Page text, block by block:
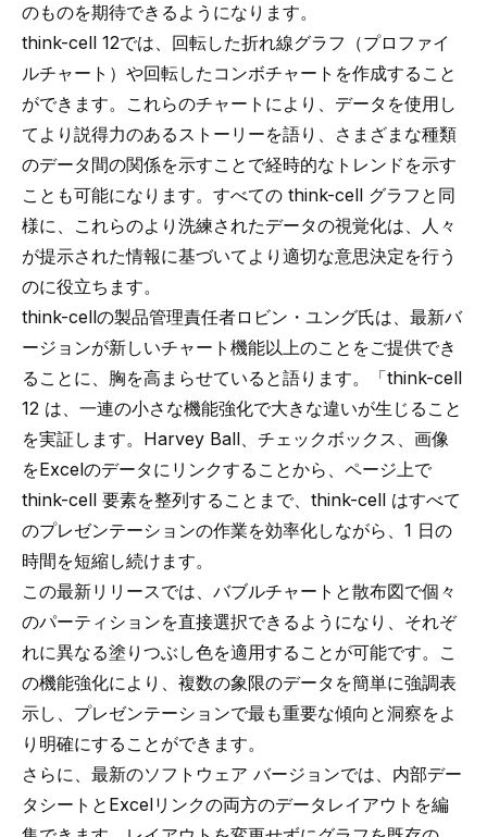
のものを期待できるようになります。
think-cell 12では、回転した折れ線グラフ（プロファイ
ルチャート）や回転したコンボチャートを作成すること
ができます。これらのチャートにより、データを使用し
てより説得力のあるストーリーを語り、さまざまな種類
のデータ間の関係を示すことで経時的なトレンドを示す
ことも可能になります。すべての think-cell グラフと同
様に、これらのより洗練されたデータの視覚化は、人々
が提示された情報に基づいてより適切な意思決定を行う
のに役立ちます。
think-cellの製品管理責任者ロビン・ユング氏は、最新バ
ージョンが新しいチャート機能以上のことをご提供でき
ることに、胸を高まらせていると語ります。「think-cell
12 は、一連の小さな機能強化で大きな違いが生じること
を実証します。Harvey Ball、チェックボックス、画像
をExcelのデータにリンクすることから、ページ上で
think-cell 要素を整列することまで、think-cell はすべて
のプレゼンテーションの作業を効率化しながら、1 日の
時間を短縮し続けます。
この最新リリースでは、バブルチャートと散布図で個々
のパーティションを直接選択できるようになり、それぞ
れに異なる塗りつぶし色を適用することが可能です。こ
の機能強化により、複数の象限のデータを簡単に強調表
示し、プレゼンテーションで最も重要な傾向と洞察をよ
り明確にすることができます。
さらに、最新のソフトウェア バージョンでは、内部デー
タシートとExcelリンクの両方のデータレイアウトを編